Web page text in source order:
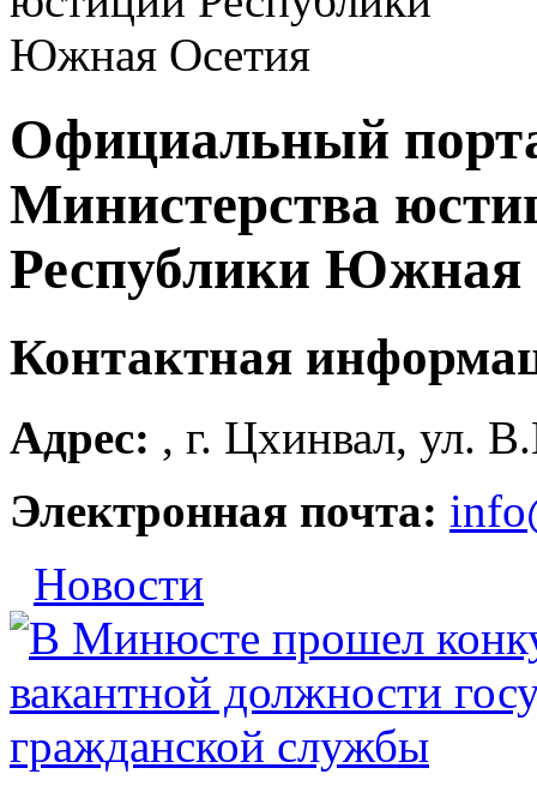
Официальный
Министерства
Республики Южная
Контактная
Адрес: , г. Цхинвал, ул.
Электронная почта:
Новости